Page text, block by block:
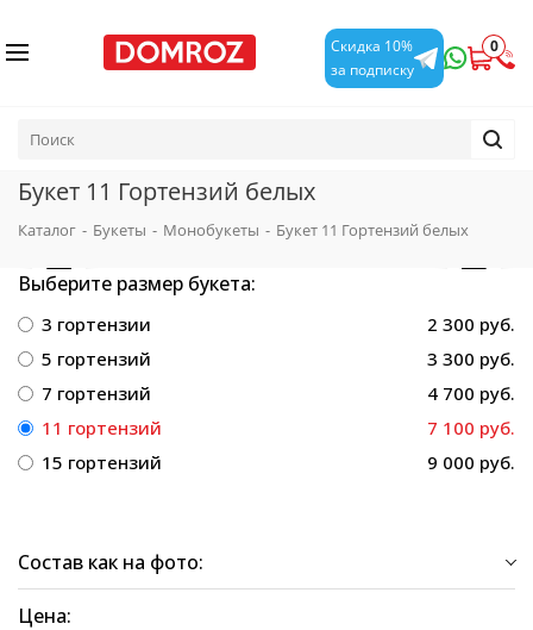
Скидка 10%
за подписку
0
Букет 11 Гортензий белых
Каталог - Букеты - Монобукеты - Букет 11 Гортензий белых
Выберите размер букета:
3 гортензии
2 300 руб.
5 гортензий
3 300 руб.
7 гортензий
4 700 руб.
11 гортензий
7 100 руб.
15 гортензий
9 000 руб.
Состав как на фото:
Цена: